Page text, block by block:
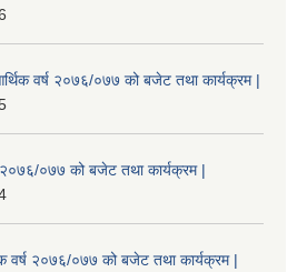
वर्ष २०७६/०७७ को बजेट तथा कार्यक्रम |
२०७६/०७७ को बजेट तथा कार्यक्रम |
वर्ष २०७६/०७७ को बजेट तथा कार्यक्रम |